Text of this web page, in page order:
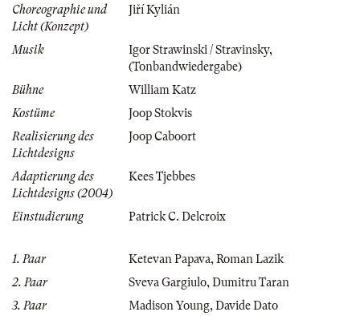
Choreographie und
Licht (Konzept)
Jiří Kylián
Musik Igor Strawinski / Stravinsky,
(Tonbandwiedergabe)
Bühne
William Katz
Kostüme
Joop Stokvis
Realisierung des
Lichtdesigns
Joop Caboort
Adaptierung des
Lichtdesigns (2004)
Kees Tjebbes
Einstudierung Patrick C. Delcroix
1. Paar Ketevan Papava, Roman Lazik
2. Paar
Sveva Gargiulo, Dumitru Taran
3. Paar
Madison Young, Davide Dato